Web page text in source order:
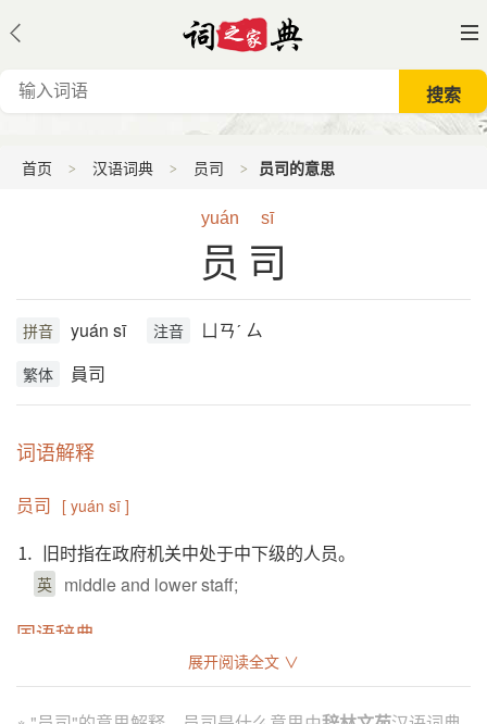
首页 汉语词典 员司 员司的意思
yuán sī
员司
拼音 yuán sī 注音 ㄩㄢˊ ㄙ
繁体 員司
词语解释
员司 [ yuán sī ]
⒈ 旧时指在政府机关中处于中下级的人员。
英 middle and lower staff;
国语辞典
员司 [ yuán sī ]
展开阅读全文 ∨